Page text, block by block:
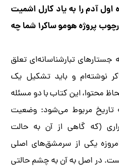
اول آدم را به یاد کارل اشمیت
می‌اندازد. این مفهوم در چارچوب پروژه هومو ساکر۱ شما چه
تبارشناسانه‌ای تعلق
نوشته‌ام و باید تشکیل یک
محتوا، این کتاب با دو مسئله
تاریخ مربوط می‌شود: وضعیت
(که گاهی از آن به حالت
یکی از سرمشق‌های اصلی
در اصل به آن به چشم حالتی